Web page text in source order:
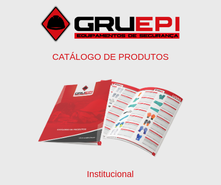
Botinas
Botinas Bico de Ferro
Botinas de Segurança
Botinas de Trabalho
Botinas EPI
Botinas Masculinas para Trabalho
Calçados de Segurança
Calçados de Segurança Epi
Capacete de Segurança Ca
Capacete de Segurança Classe b
Capacetes de Proteção
Capacetes de Proteção EPI
Capacetes de Segurança
Capacetes EPI
Capa de Chuva Pvc Amarela C/ Forro e Capuz
Capa de Chuva Pvc Preta C/ Forro e Capuz
CATÁLOGO DE PRODUTOS
Institucional